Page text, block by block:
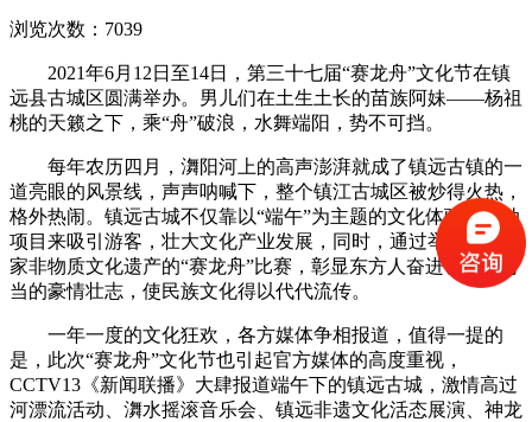
浏览次数：7039
2021年6月12日至14日，第三十七届“赛龙舟”文化节在镇
远县古城区圆满举办。男儿们在土生土长的苗族阿妹——杨祖
桃的天籁之下，乘“舟”破浪，水舞端阳，势不可挡。
每年农历四月，㵲阳河上的高声澎湃就成了镇远古镇的一
道亮眼的风景线，声声呐喊下，整个镇江古城区被炒得火热，
格外热闹。镇远古城不仅靠以“端午”为主题的文化体验、活动
项目来吸引游客，壮大文化产业发展，同时，通过举办作为国
家非物质文化遗产的“赛龙舟”比赛，彰显东方人奋进、锐不可
当的豪情壮志，使民族文化得以代代流传。
一年一度的文化狂欢，各方媒体争相报道，值得一提的
是，此次“赛龙舟”文化节也引起官方媒体的高度重视，
CCTV13《新闻联播》大肆报道端午下的镇远古城，激情高过
河漂流活动、㵲水摇滚音乐会、镇远非遗文化活态展演、神龙